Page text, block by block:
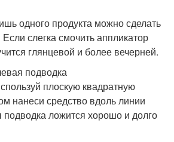
одного продукта можно сделать
слегка смочить аппликатор
глянцевой и более вечерней.
подводка
плоскую квадратную
нанеси средство вдоль линии
подводка ложится хорошо и долго